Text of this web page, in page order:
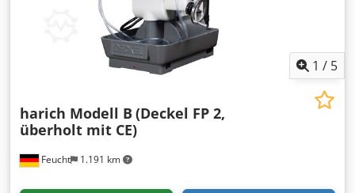
1 / 5
Feucht 1.191 km
harich Modell B (Deckel FP 2,
überholt mit CE)